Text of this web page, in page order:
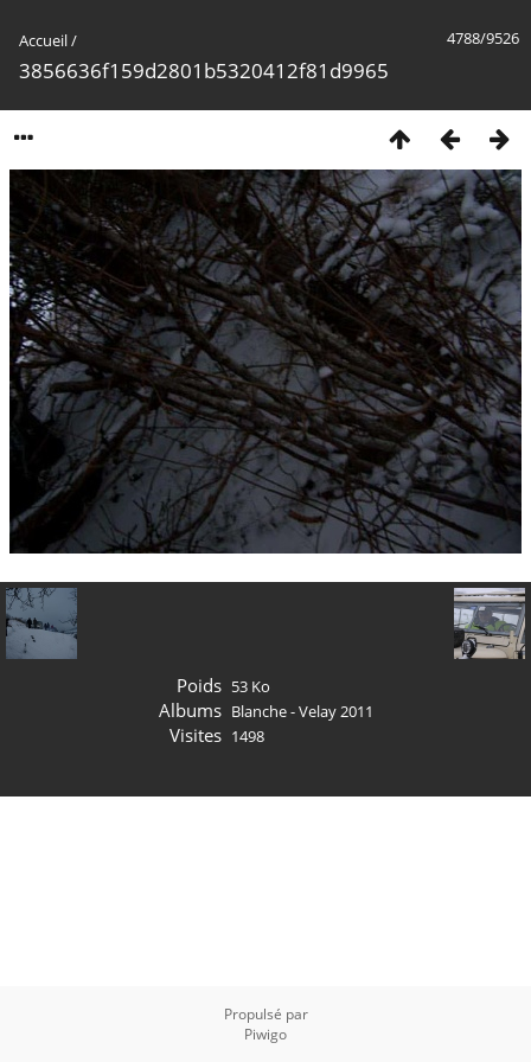
4788/9526
Accueil/
3856636f159d2801b5320412f81d9965
Poids 53 Ko
Albums Blanche - Velay 2011
Visites 1498
Propulsé par
Piwigo